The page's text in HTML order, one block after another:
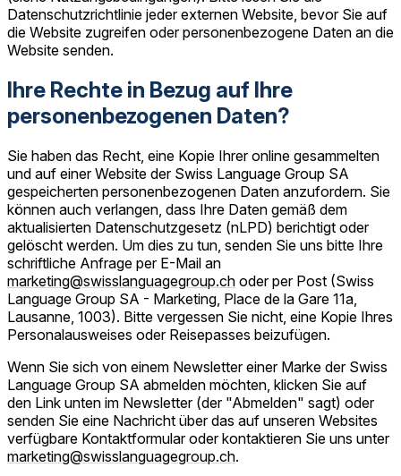
Datenschutzrichtlinie jeder externen Website, bevor Sie auf
die Website zugreifen oder personenbezogene Daten an die
Website senden.
Ihre Rechte in Bezug auf Ihre
personenbezogenen Daten?
Sie haben das Recht, eine Kopie Ihrer online gesammelten
und auf einer Website der Swiss Language Group SA
gespeicherten personenbezogenen Daten anzufordern. Sie
können auch verlangen, dass Ihre Daten gemäß dem
aktualisierten Datenschutzgesetz (nLPD) berichtigt oder
gelöscht werden. Um dies zu tun, senden Sie uns bitte Ihre
schriftliche Anfrage per E-Mail an
marketing@swisslanguagegroup.ch oder per Post (Swiss
Language Group SA - Marketing, Place de la Gare 11a,
Lausanne, 1003). Bitte vergessen Sie nicht, eine Kopie Ihres
Personalausweises oder Reisepasses beizufügen.
Wenn Sie sich von einem Newsletter einer Marke der Swiss
Language Group SA abmelden möchten, klicken Sie auf
den Link unten im Newsletter (der "Abmelden" sagt) oder
senden Sie eine Nachricht über das auf unseren Websites
verfügbare Kontaktformular oder kontaktieren Sie uns unter
marketing@swisslanguagegroup.ch.